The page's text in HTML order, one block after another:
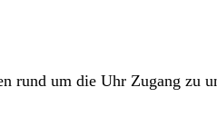
rund um die Uhr Zugang zu